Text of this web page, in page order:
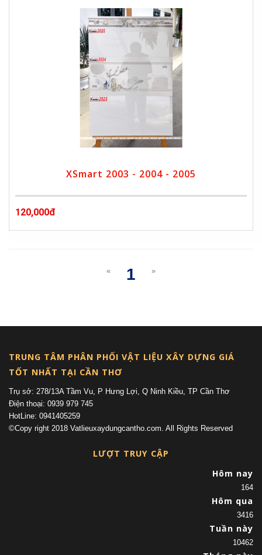
XSmart 2003 - 2004 - 2005
120,000đ
«
1
»
TRUNG TÂM PHÂN PHỐI VẬT LIỆU XÂY DỰNG GIÁ
TỐT NHẤT TẠI CẦN THƠ
Trụ sở: 278/13A Tầm Vu, P Hưng Lợi, Q Ninh Kiều, TP Cần Thơ
Điện thoại: 0939 979 745
HotLine: 0941405259
©Copy right 2018 Vatlieuxaydungcantho.com. All Rights Reserved
LƯỢT TRUY CẬP
Hôm nay
164
Hôm qua
3416
Tuần này
10462